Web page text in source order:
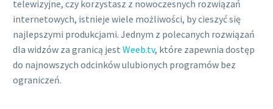
telewizyjne, czy korzystasz z nowoczesnych rozwiązań
internetowych, istnieje wiele możliwości, by cieszyć się
najlepszymi produkcjami. Jednym z polecanych rozwiązań
dla widzów za granicą jest Weeb.tv, które zapewnia dostęp
do najnowszych odcinków ulubionych programów bez
ograniczeń.